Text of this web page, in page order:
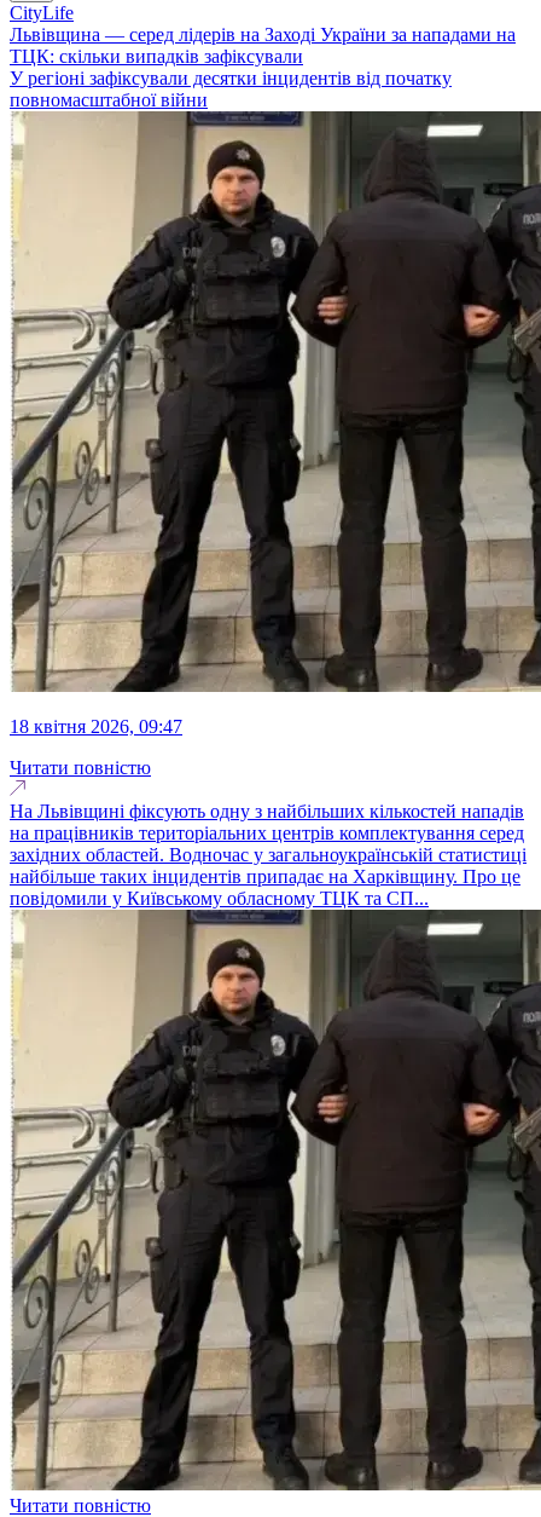
CityLife
Львівщина — серед лідерів на Заході України за нападами на
ТЦК: скільки випадків зафіксували
У регіоні зафіксували десятки інцидентів від початку
повномасштабної війни
18 квітня 2026, 09:47
Читати повністю
На Львівщині фіксують одну з найбільших кількостей нападів
на працівників територіальних центрів комплектування серед
західних областей. Водночас у загальноукраїнській статистиці
найбільше таких інцидентів припадає на Харківщину. Про це
повідомили у Київському обласному ТЦК та СП...
Читати повністю